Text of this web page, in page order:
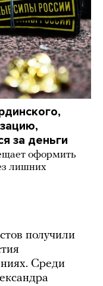
за деньги
оформить
лишних
получили
Среди